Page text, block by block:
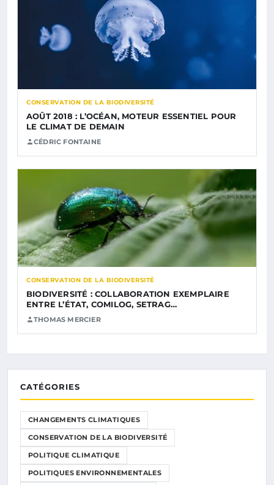
CONSERVATION DE LA BIODIVERSITÉ
AOÛT 2018 : L’OCÉAN, MOTEUR ESSENTIEL POUR
LE CLIMAT DE DEMAIN
CÉDRIC FONTAINE
CONSERVATION DE LA BIODIVERSITÉ
BIODIVERSITÉ : COLLABORATION EXEMPLAIRE
ENTRE L’ÉTAT, COMILOG, SETRAG…
THOMAS MERCIER
CATÉGORIES
CHANGEMENTS CLIMATIQUES
CONSERVATION DE LA BIODIVERSITÉ
POLITIQUE CLIMATIQUE
POLITIQUES ENVIRONNEMENTALES